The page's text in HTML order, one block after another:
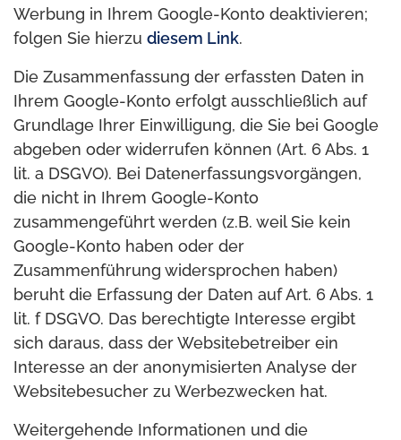
Werbung in Ihrem Google-Konto deaktivieren;
folgen Sie hierzu diesem Link.
Die Zusammenfassung der erfassten Daten in
Ihrem Google-Konto erfolgt ausschließlich auf
Grundlage Ihrer Einwilligung, die Sie bei Google
abgeben oder widerrufen können (Art. 6 Abs. 1
lit. a DSGVO). Bei Datenerfassungsvorgängen,
die nicht in Ihrem Google-Konto
zusammengeführt werden (z.B. weil Sie kein
Google-Konto haben oder der
Zusammenführung widersprochen haben)
beruht die Erfassung der Daten auf Art. 6 Abs. 1
lit. f DSGVO. Das berechtigte Interesse ergibt
sich daraus, dass der Websitebetreiber ein
Interesse an der anonymisierten Analyse der
Websitebesucher zu Werbezwecken hat.
Weitergehende Informationen und die